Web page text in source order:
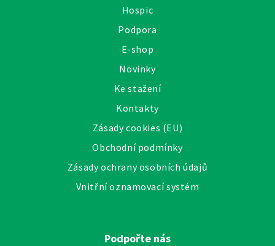
Hospic
Podpora
E-shop
Novinky
Ke stažení
Kontakty
Zásady cookies (EU)
Obchodní podmínky
Zásady ochrany osobních údajů
Vnitřní oznamovací systém
Podpořte nás